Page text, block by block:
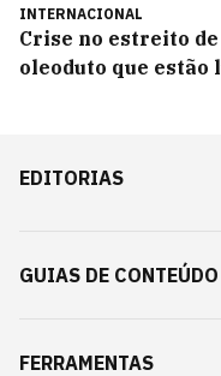
INTERNACIONAL
Crise no estreito
oleoduto que estão
EDITORIAS
GUIAS DE CONTEÚDO
FERRAMENTAS